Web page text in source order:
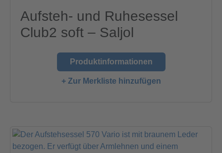
Aufsteh- und Ruhesessel
Club2 soft – Saljol
Produktinformationen
+ Zur Merkliste hinzufügen